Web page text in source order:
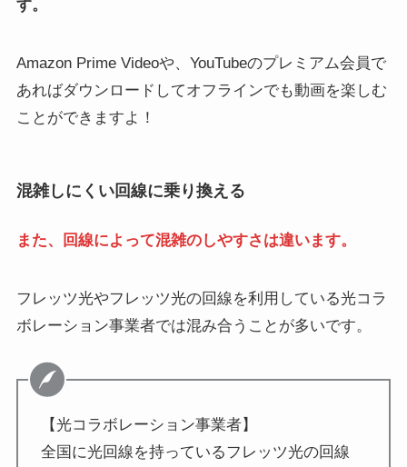
す。
Amazon Prime Videoや、YouTubeのプレミアム会員で
あればダウンロードしてオフラインでも動画を楽しむ
ことができますよ！
混雑しにくい回線に乗り換える
また、回線によって混雑のしやすさは違います。
フレッツ光やフレッツ光の回線を利用している光コラ
ボレーション事業者では混み合うことが多いです。
【光コラボレーション事業者】
全国に光回線を持っているフレッツ光の回線